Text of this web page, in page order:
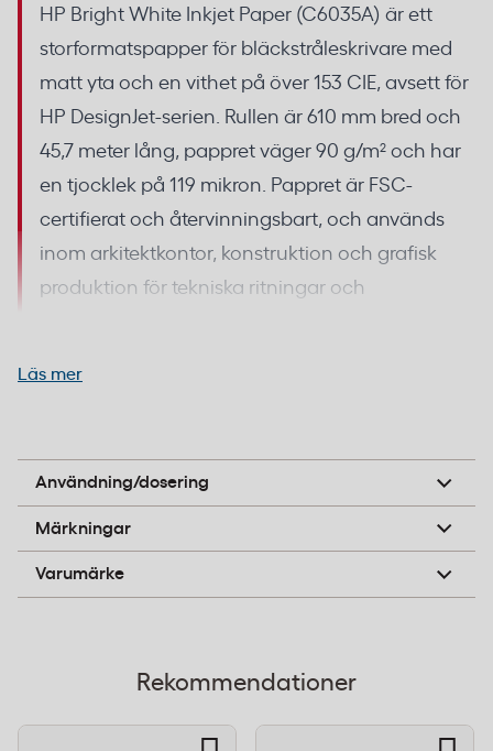
HP Bright White Inkjet Paper (C6035A) är ett
storformatspapper för bläckstråleskrivare med
matt yta och en vithet på över 153 CIE, avsett för
HP DesignJet-serien. Rullen är 610 mm bred och
45,7 meter lång, pappret väger 90 g/m² och har
en tjocklek på 119 mikron. Pappret är FSC-
certifierat och återvinningsbart, och används
inom arkitektkontor, konstruktion och grafisk
produktion för tekniska ritningar och
Storformatspapper med matt yta och
skrivare
Den matta ytan eliminerar reflexer och ger skarp
textåtergivning, vilket är en fördel vid utskrift av
tekniska ritningar och presentationer med täta
pappersunderlaget. Torktiden på högst 90 sekunder
produktionstakt.
Läs mer
Användning/dosering
produktion på HP DesignJet-skrivare
Märkningar
B-pil
Varumärke
HP
Rekommendationer